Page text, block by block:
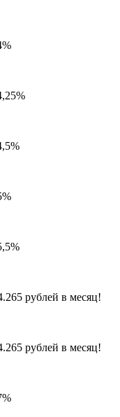
рублей в месяц!
рублей в месяц!